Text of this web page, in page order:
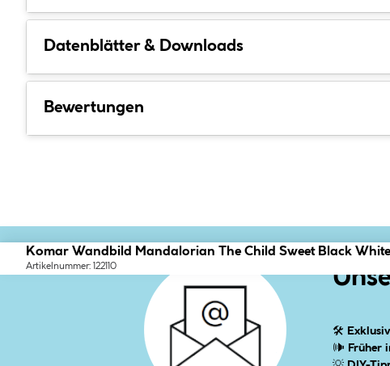
Datenblätter & Downloads
Bewertungen
Komar Wandbild Mandalorian The Child Sweet Black
Artikelnummer: 122110
🛠
🕪 Früher